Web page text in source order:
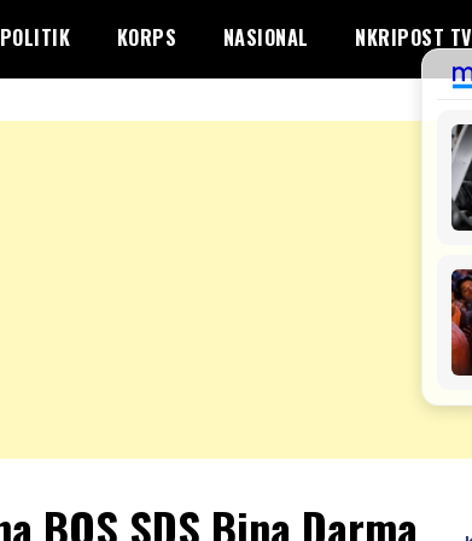
POLITIK KORPS NASIONAL NKRIPOST TV
BOS SDS Bina Darma